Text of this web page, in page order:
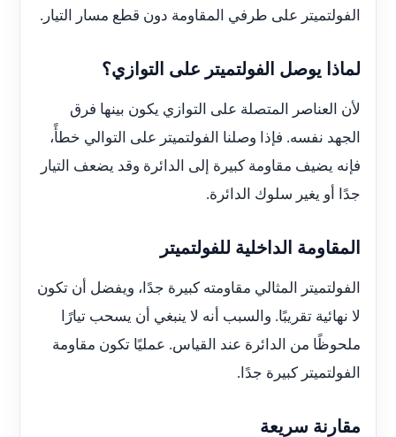
الفولتميتر على طرفي المقاومة دون قطع مسار التيار.
لماذا يوصل الفولتميتر على التوازي؟
لأن العناصر المتصلة على التوازي يكون بينها فرق
الجهد نفسه. فإذا وصلنا الفولتميتر على التوالي خطأً،
فإنه يضيف مقاومة كبيرة إلى الدائرة وقد يضعف التيار
جدًا أو يغير سلوك الدائرة.
المقاومة الداخلية للفولتميتر
الفولتميتر المثالي مقاومته كبيرة جدًا، ويفضل أن تكون
لا نهائية تقريبًا. والسبب أنه لا ينبغي أن يسحب تيارًا
ملحوظًا من الدائرة عند القياس. عمليًا تكون مقاومة
الفولتميتر كبيرة جدًا.
مقارنة سريعة